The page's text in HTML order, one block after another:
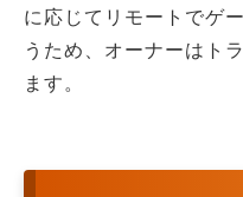
に応じてリモートでゲ
うため、オーナーはト
ます。